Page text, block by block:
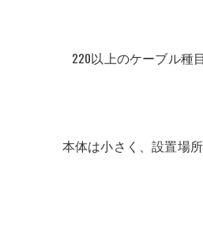
220以上のケーブル種
本体は小さく、設置場